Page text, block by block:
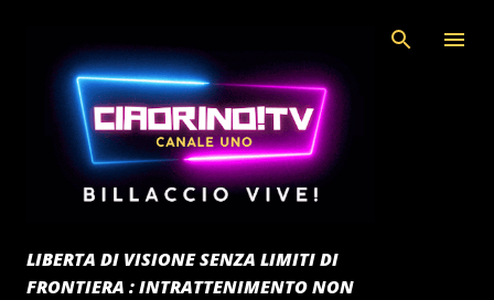
LIBERTA DI VISIONE SENZA LIMITI DI
FRONTIERA : INTRATTENIMENTO NON